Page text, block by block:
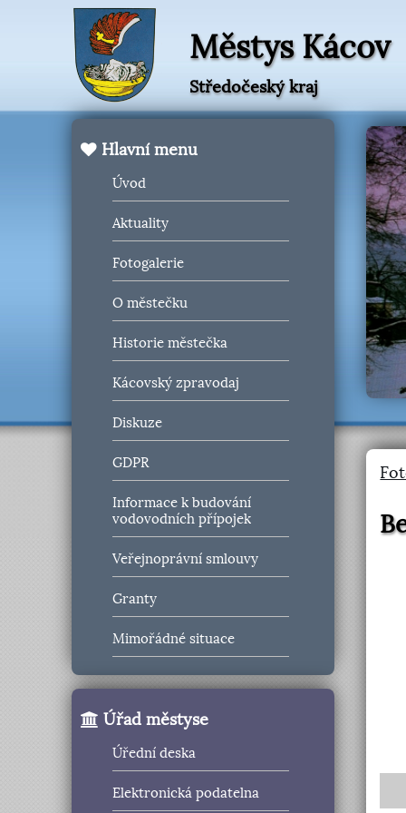
Městys Kácov
Středočeský kraj
Hlavní menu
Úvod
Aktuality
Fotogalerie
O městečku
Historie městečka
Kácovský zpravodaj
Diskuze
GDPR
Informace k budování
vodovodních přípojek
Veřejnoprávní smlouvy
Granty
Mimořádné situace
Úřad městyse
Úřední deska
Elektronická podatelna